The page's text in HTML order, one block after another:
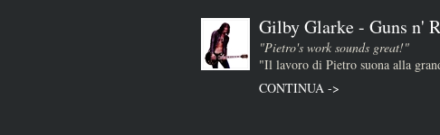
Gilby Glarke - Guns n'
"Pietro's work sounds great!"
"Il lavoro di Pietro suona alla
CONTINUA ->